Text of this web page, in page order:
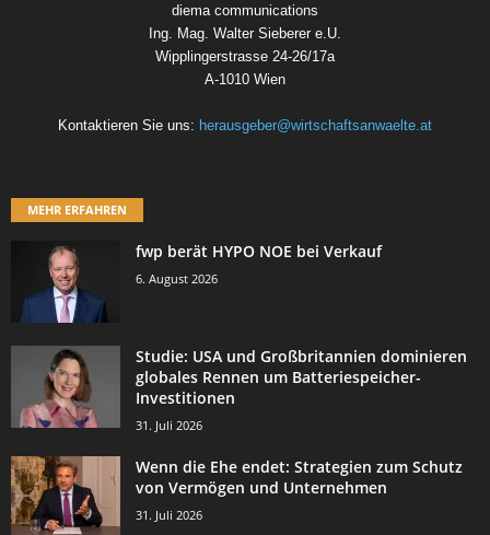
diema communications
Ing. Mag. Walter Sieberer e.U.
Wipplingerstrasse 24-26/17a
A-1010 Wien
Kontaktieren Sie uns: herausgeber@wirtschaftsanwaelte.at
MEHR ERFAHREN
fwp berät HYPO NOE bei Verkauf
6. August 2026
Studie: USA und Großbritannien dominieren
globales Rennen um Batteriespeicher-
Investitionen
31. Juli 2026
Wenn die Ehe endet: Strategien zum Schutz
von Vermögen und Unternehmen
31. Juli 2026